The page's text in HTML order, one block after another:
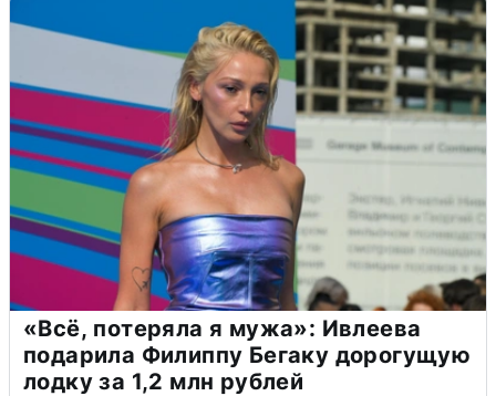
«Всё, потеряла я мужа»: Ивлеева
подарила Филиппу Бегаку дорогущую
лодку за 1,2 млн рублей